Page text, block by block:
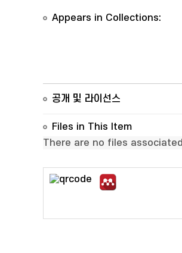
Appears in Collections:
공개 및 라이선스
Files in This Item
There are no files